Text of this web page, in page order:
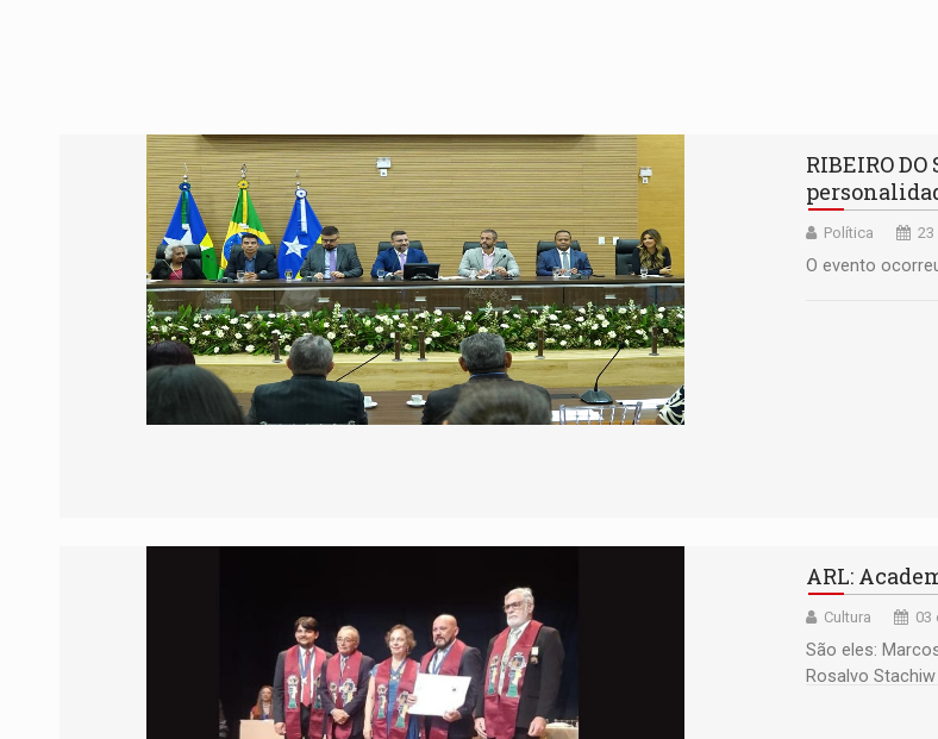
RIBEIRO
Política 23
O evento
ARL:
Cultura 03
São eles:
Rosalvo